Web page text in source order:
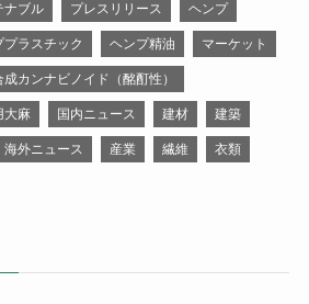
ナブル プレスリリース ヘンプ
プラスチック ヘンプ精油 マーケット
成カンナビノイド（酩酊性）
大麻 国内ニュース 建材 建築
海外ニュース 産業 繊維 衣類